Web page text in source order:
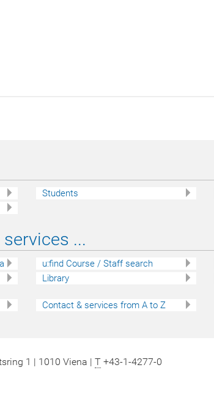
Students
...
u:find Course / Staff search
Library
Contact & services from A to Z
1 | 1010 Viena | T +43-1-4277-0